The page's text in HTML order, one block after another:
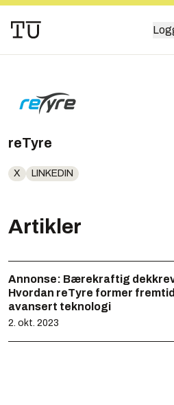
reTyre
X LINKEDIN
Artikler
Annonse: Bærekraftig
Hvordan reTyre former
avansert teknologi
2. okt. 2023